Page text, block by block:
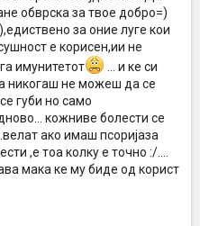
обврска за твое добро=)
за оние луге кои
е корисен,ии не
имунитетот
... и ке си
никогаш не можеш да се
губи но само
кожниве болести се
ако имаш псоријаза
,е тоа колку е точно :/....
мака ке му биде од корист